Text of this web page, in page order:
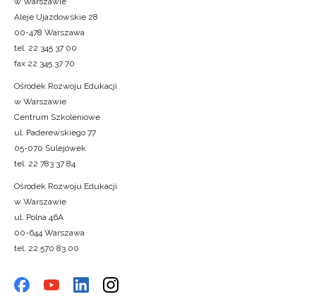
Aleje Ujazdowskie 28
00-478 Warszawa
tel. 22 345 37 00
fax 22 345 37 70
Ośrodek Rozwoju Edukacji
w Warszawie
Centrum Szkoleniowe
ul. Paderewskiego 77
05-070 Sulejówek
tel. 22 783 37 84
Ośrodek Rozwoju Edukacji
w Warszawie
ul. Polna 46A
00-644 Warszawa
tel. 22 570 83 00